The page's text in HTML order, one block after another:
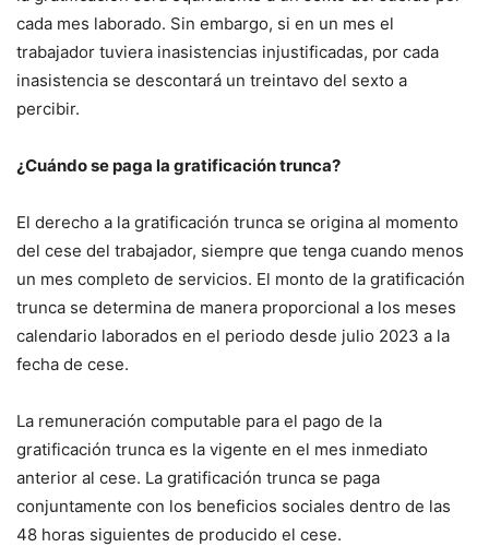
cada mes laborado. Sin embargo, si en un mes el
trabajador tuviera inasistencias injustificadas, por cada
inasistencia se descontará un treintavo del sexto a
percibir.
¿Cuándo se paga la gratificación trunca?
El derecho a la gratificación trunca se origina al momento
del cese del trabajador, siempre que tenga cuando menos
un mes completo de servicios. El monto de la gratificación
trunca se determina de manera proporcional a los meses
calendario laborados en el periodo desde julio 2023 a la
fecha de cese.
La remuneración computable para el pago de la
gratificación trunca es la vigente en el mes inmediato
anterior al cese. La gratificación trunca se paga
conjuntamente con los beneficios sociales dentro de las
48 horas siguientes de producido el cese.